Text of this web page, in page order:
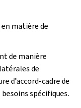
matière de
de manière
de
d’accord-cadre de
spécifiques.